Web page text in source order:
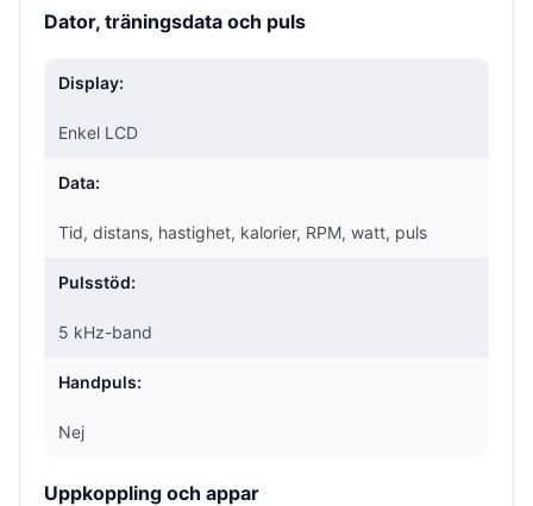
Dator, träningsdata och puls
Display:
Enkel LCD
Data:
Tid, distans, hastighet, kalorier, RPM, watt, puls
Pulsstöd:
5 kHz-band
Handpuls:
Nej
Uppkoppling och appar